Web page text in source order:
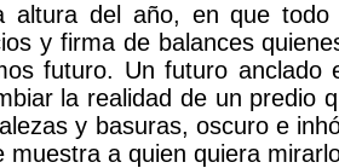
altura del año, en que todo
y firma de balances
futuro. Un futuro anclado
la realidad de un predio
y basuras, oscuro e
muestra a quien quiera